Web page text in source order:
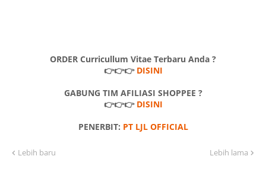
ORDER Curricullum Vitae Terbaru Anda ?
👉👉👉 DISINI
GABUNG TIM AFILIASI SHOPPEE ?
👉👉👉 DISINI
PENERBIT: PT LJL OFFICIAL
Lebih baru Lebih lama